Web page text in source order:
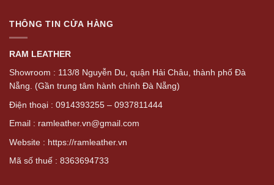
THÔNG TIN CỬA HÀNG
RAM LEATHER
Showroom : 113/8 Nguyễn Du, quận Hải Châu, thành phố Đà
Nẵng. (Gần trung tâm hành chính Đà Nẵng)
Điện thoại : 0914393255 – 0937811444
Email : ramleather.vn@gmail.com
Website : https://ramleather.vn
Mã số thuế : 8363694733